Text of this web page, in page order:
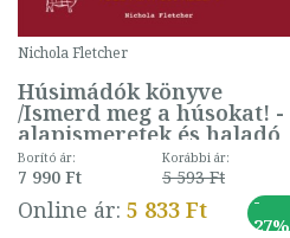
Nichola Fletcher
Húsimádók könyve
/Ismerd meg a húsokat! -
alapismeretek és haladó
technikák - több mint 300
recept
Borító ár:
7 990 Ft
Korábbi ár:
5 593 Ft
Online ár: 5 833 Ft
-
27%